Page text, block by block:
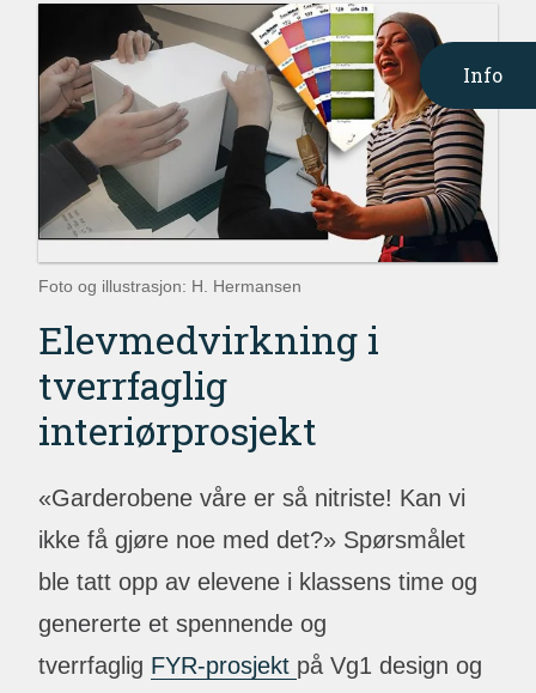
Info
Foto og illustrasjon: H. Hermansen
Elevmedvirkning i
tverrfaglig
interiørprosjekt
«Garderobene våre er så nitriste! Kan vi
ikke få gjøre noe med det?» Spørsmålet
ble tatt opp av elevene i klassens time og
genererte et spennende og
tverrfaglig FYR-prosjekt på Vg1 design og